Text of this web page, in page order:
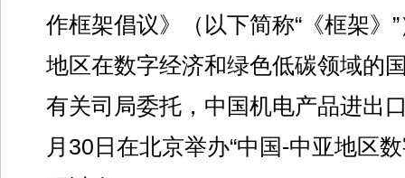
作框架倡议》（以下简称“《框架》
地区在数字经济和绿色低碳领域的
有关司局委托，中国机电产品进出
月30日在北京举办“中国-中亚地区